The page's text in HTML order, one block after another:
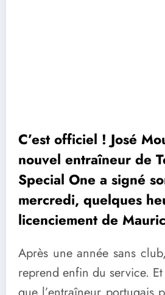
C’est officiel ! José
nouvel entraîneur de
Special One a signé
mercredi, quelques
licenciement de
Après une année sans
reprend enfin du service. Et